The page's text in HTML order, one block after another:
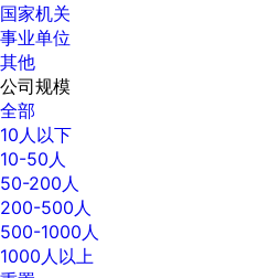
国家机关
事业单位
其他
公司规模
全部
10人以下
10-50人
50-200人
200-500人
500-1000人
1000人以上